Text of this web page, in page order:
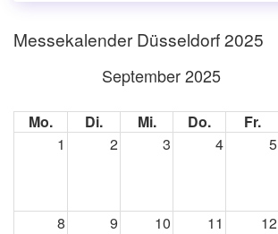
Messekalender Düsseldorf 2025
September 2025
Mo. Di. Mi. Do. Fr.
1
2 3 4 5
8 9 10 11 12